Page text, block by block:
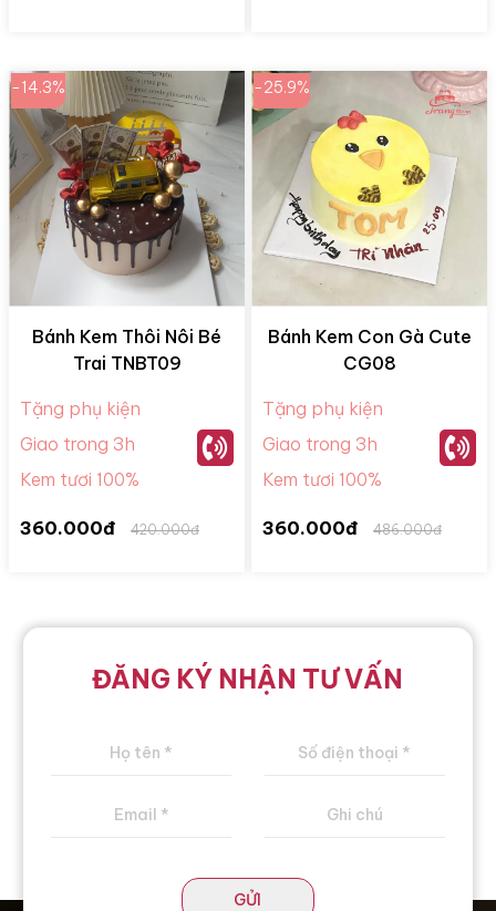
-14.3%
Bánh Kem Thôi Nôi Bé
Trai TNBT09
Tặng phụ kiện
Giao trong 3h
Kem tươi 100%
360.000đ 420.000đ
-25.9%
Bánh Kem Con Gà Cute
CG08
Tặng phụ kiện
Giao trong 3h
Kem tươi 100%
360.000đ 486.000đ
ĐĂNG KÝ NHẬN TƯ VẤN
GỬI